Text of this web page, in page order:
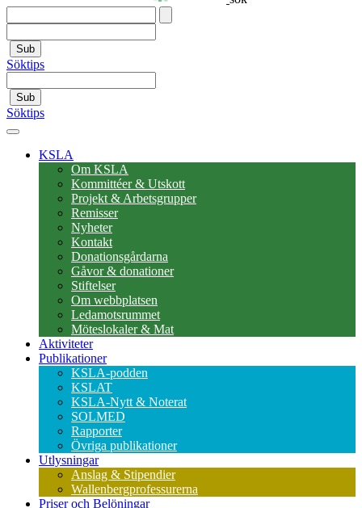
Sub
Söktips
Sub
Söktips
KSLA
Om KSLA
Kommittéer & Utskott
Projekt & Arbetsgrupper
Remisser
Nyheter
Kontakt
Donationsgårdarna
Gåvor & donationer
Stiftelser
Om webbplatsen
Ledamotsrummet
Möteslokaler & Mat
Aktiviteter
Publikationer
KSLA-podden
KSLAT
KSLA-Nytt & Noterat
SOLMED
Rapporter
Övriga publikationer
Utlysningar
Anslag & Stipendier
Wallenbergprofessurerna
Priser och Belöningar